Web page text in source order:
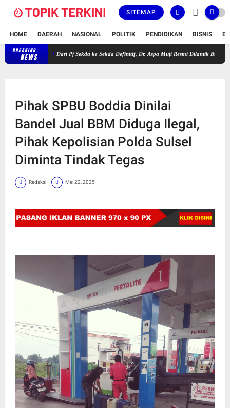
SITEMAP
HOME DAERAH NASIONAL POLITIK PENDIDIKAN BISNIS
BREAKING
NEWSDari Pj Sekda ke Sekda Definitif, Dr. Aspa Muji Resmi Dilantik Bupati Paris Yasir
Pihak SPBU Boddia Dinilai
Bandel Jual BBM Diduga Ilegal,
Pihak Kepolisian Polda Sulsel
Diminta Tindak Tegas
Redaksi Mei 22, 2025